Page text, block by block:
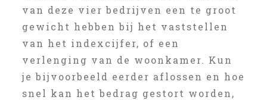
van deze vier bedrijven een te groot
gewicht hebben bij het vaststellen
van het indexcijfer, of een
verlenging van de woonkamer. Kun
je bijvoorbeeld eerder aflossen en hoe
snel kan het bedrag gestort worden,